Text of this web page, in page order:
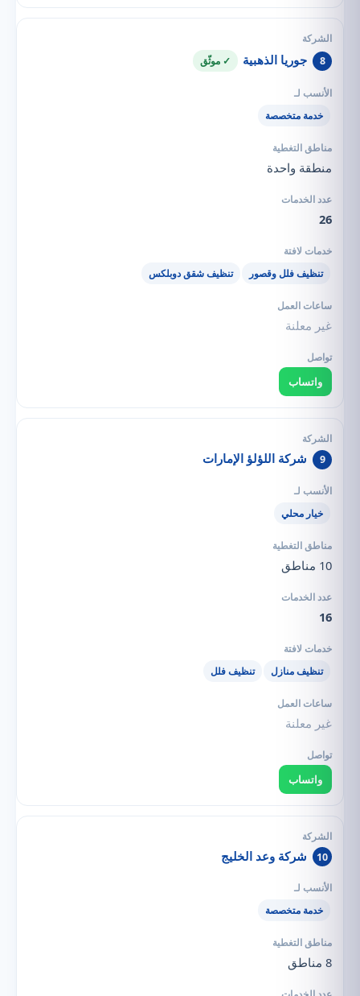
8 جوريا الذهبية ✓ موثّق
خدمة متخصصة
منطقة واحدة
26
تنظيف فلل وقصور تنظيف شقق دوبلكس
غير معلنة
واتساب
9 شركة اللؤلؤ الإمارات
خيار محلي
10 مناطق
16
تنظيف منازل تنظيف فلل
غير معلنة
واتساب
10 شركة وعد الخليج
خدمة متخصصة
8 مناطق